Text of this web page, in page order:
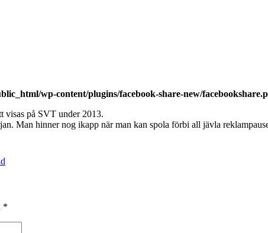
wp-content/plugins/facebook-share-new/
visas på SVT under 2013.
Man hinner nog ikapp när man kan spola förbi all jävla
*